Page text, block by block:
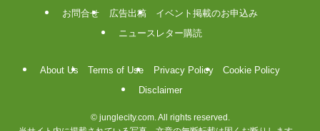
お問合せ
広告出稿
イベント掲載のお申込み
ニュースレター購読
About Us Terms of Use Privacy Policy
Cookie Policy
Disclaimer
©junglecity.com. All rights reserved.